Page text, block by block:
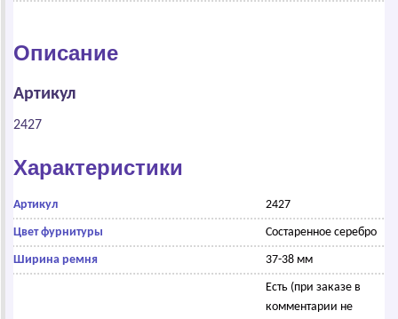
Описание
Артикул
2427
Характеристики
Артикул 2427
Цвет фурнитуры Состаренное серебро
Ширина ремня 37-38 мм
Есть (при заказе в
комментарии не